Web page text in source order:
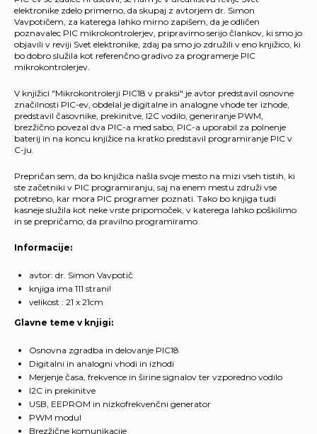
elektronike zdelo primerno, da skupaj z avtorjem dr. Simon
Vavpotičem, za katerega lahko mirno zapišem, da je odličen
poznavalec PIC mikrokontrolerjev, pripravimo serijo člankov, ki smo jo
objavili v reviji Svet elektronike, zdaj pa smo jo združili v eno knjižico, ki
bo dobro služila kot referenčno gradivo za programerje PIC
mikrokontrolerjev.
V knjižici "Mikrokontrolerji PIC18 v praksi" je avtor predstavil osnovne
značilnosti PIC-ev, obdelal je digitalne in analogne vhode ter izhode,
predstavil časovnike, prekinitve, I2C vodilo, generiranje PWM,
brezžično povezal dva PIC-a med sabo, PIC-a uporabil za polnenje
baterij in na koncu knjižice na kratko predstavil programiranje PIC v
C-ju.
Prepričan sem, da bo knjižica našla svoje mesto na mizi vseh tistih, ki
ste začetniki v PIC programiranju, saj na enem mestu združi vse
potrebno, kar mora PIC programer poznati. Tako bo knjiga tudi
kasneje služila kot neke vrste pripomoček, v katerega lahko poškilimo
in se prepričamo, da pravilno programiramo.
Informacije:
avtor: dr. Simon Vavpotič
knjiga ima 111 strani!
velikost : 21 x 21cm
Glavne teme v knjigi:
Osnovna zgradba in delovanje PIC18
Digitalni in analogni vhodi in izhodi
Merjenje časa, frekvence in širine signalov ter vzporedno vodilo
I2C in prekinitve
USB, EEPROM in nizkofrekvenčni generator
PWM modul
Brezžične komunikacije